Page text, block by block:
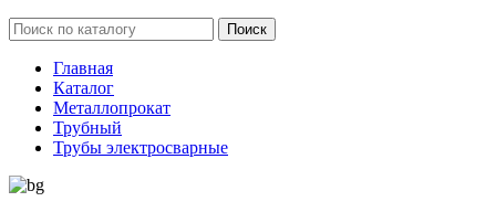
Главная
Каталог
Металлопрокат
Трубный
Трубы электросварные